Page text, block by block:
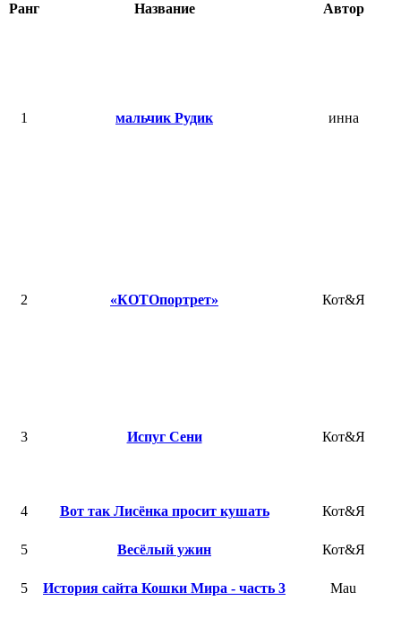
Ранг Название Автор
1 мальчик Рудик инна
2 «КОТОпортрет» Кот&Я
3 Испуг Сени Кот&Я
4 Вот так Лисёнка просит кушать Кот&Я
5 Весёлый ужин Кот&Я
5 История сайта Кошки Мира - часть 3 Mau